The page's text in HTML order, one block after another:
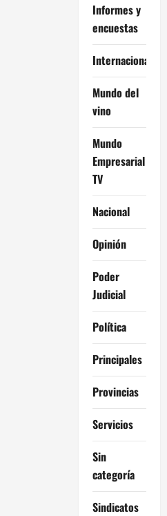
Informes y
encuestas
Internacional
Mundo del
vino
Mundo
Empresarial
TV
Nacional
Opinión
Poder
Judicial
Política
Principales
Provincias
Servicios
Sin
categoría
Sindicatos